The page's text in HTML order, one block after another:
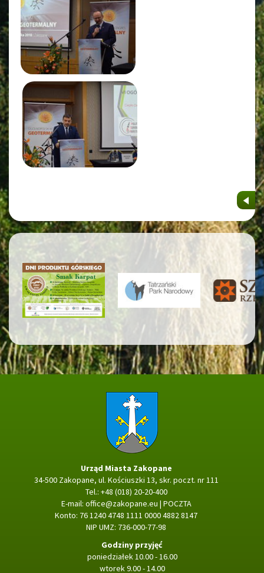
Strona główna
Urząd Miasta Zakopane
34-500 Zakopane, ul. Kościuszki 13, skr. poczt. nr 111
Tel.: +48 (018) 20-20-400
E-mail: office@zakopane.eu | POCZTA
Konto: 76 1240 4748 1111 0000 4882 8147
NIP UMZ: 736-000-77-98
Godziny przyjęć
poniedziałek 10.00 - 16.00
wtorek 9.00 - 14.00